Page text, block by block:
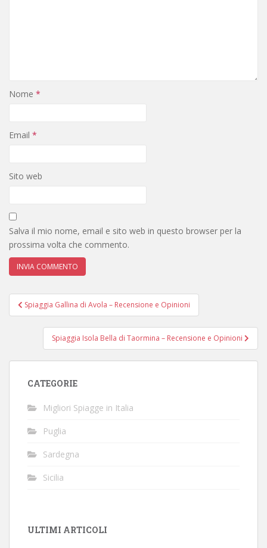
Nome *
Email *
Sito web
Salva il mio nome, email e sito web in questo browser per la
prossima volta che commento.
Navigazione
articoli
Spiaggia Gallina di Avola – Recensione e Opinioni
Spiaggia Isola Bella di Taormina – Recensione e Opinioni
CATEGORIE
Migliori Spiagge in Italia
Puglia
Sardegna
Sicilia
ULTIMI ARTICOLI